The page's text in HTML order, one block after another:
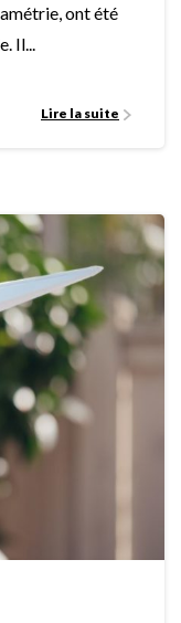
ont été
Il...
Lire la suite